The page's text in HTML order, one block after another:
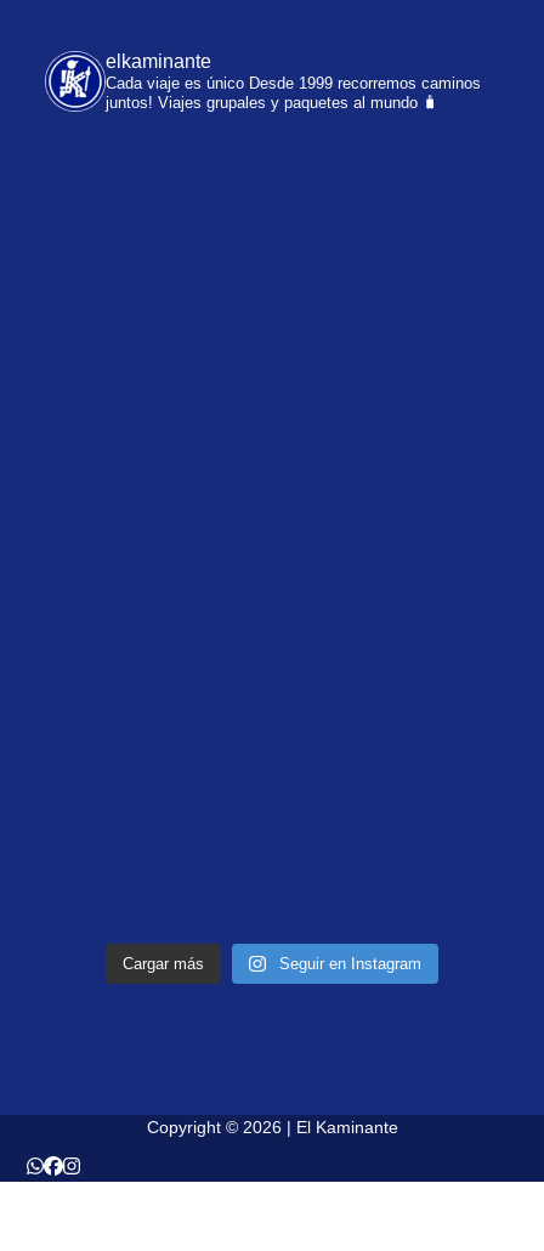
elkaminante
Cada viaje es único Desde 1999 recorremos caminos
juntos! Viajes grupales y paquetes al mundo 🧳
Cargar más Seguir en Instagram
Copyright © 2026 | El Kaminante